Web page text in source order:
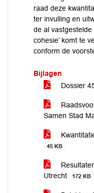
raad deze
ter invulling en
de al vastgestelde
cohesie’ komt te
conform de
Bijlagen
Dossier
Samen Stad
45 KB
Utrecht
172 KB